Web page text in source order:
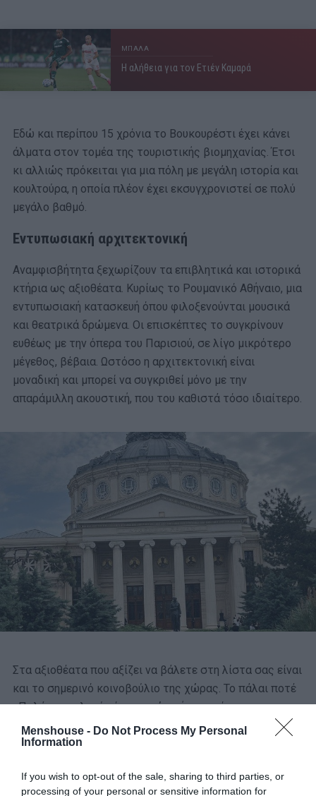
Menshouse - Do Not Process My Personal
Information
If you wish to opt-out of the sale, sharing to third parties, or
processing of your personal or sensitive information for
ΜΠΑΛΑ
Η αλήθεια για τον Ετιέν Καμαρά
Εδώ και περίπου 15 χρόνια το Βουκουρέστι έχει κάνει
άλματα στον τομέα της τουριστικής βιομηχανίας. Έτσι
κι αλλιώς πρόκειται για μια πόλη με μεγάλη ιστορία και
κουλτούρα, η οποία πλέον έχει εκσυγχρονιστεί σε πολύ
μεγάλο βαθμό.
Εντυπωσιακή αρχιτεκτονική
Αναμφισβήτητα ξεχωρίζουν τα επιβλητικά και ιστορικά
κτήρια ως αξιοθέατα. Κυρίως το Ρουμανικό Αθήναιο, μια
εντυπωσιακή κατασκευή όπου φιλοξενούνται μουσικά
και θεατρικά δρώμενα. Οι επισκέπτες το συγκρίνουν
ευθέως με την όπερα του Παρισιού, σε λίγο μικρότερο
μέγεθος, βέβαια. Ωστόσο η αρχιτεκτονική είναι
μοναδική και μπορεί να συγκριθεί μόνο με την
απαράμιλλη ακουστική, που του καθιστά τόσο ιδιαίτερο.
Στα αξιοθέατα που αξίζει να βάλετε στη λίστα σας είναι
και το σημερινό κοινοβούλιο της χώρας. Το πάλαι ποτέ
«Παλάτι του λαού» όταν η χώρα ήταν ακόμη
κομμουνιστική. Με τη μόνη ένταση ότι τελικά ήταν το
παλάτι του επί της ουσίας δικτάτορα Νικολάι